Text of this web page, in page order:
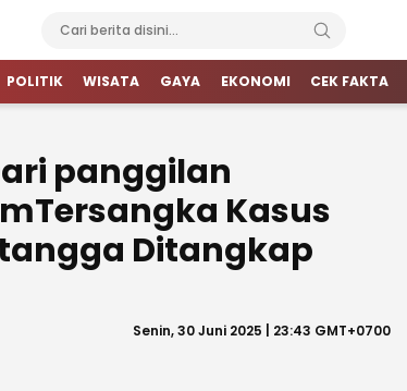
POLITIK WISATA GAYA EKONOMI CEK FAKTA
panggilan
Kasus
Ditangkap
Senin, 30 Juni 2025 | 23:43 GMT+0700